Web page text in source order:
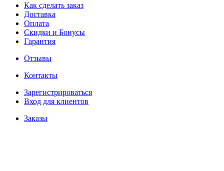
Как сделать заказ
Доставка
Оплата
Скидки и Бонусы
Гарантия
Отзывы
Контакты
Зарегистрироваться
Вход для клиентов
Заказы